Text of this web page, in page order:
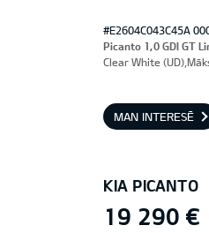
#E2604C043C45A
Picanto 1,0 GDI GT
Clear White
MAN INTERESĒ
KIA PICANTO
19 290 €